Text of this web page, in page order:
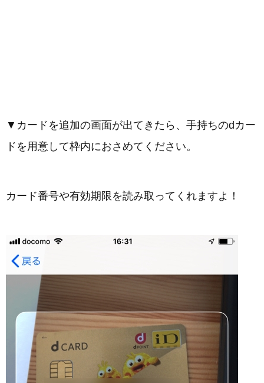
▼カードを追加の画面が出てきたら、手持ちのdカー
ドを用意して枠内におさめてください。
カード番号や有効期限を読み取ってくれますよ！